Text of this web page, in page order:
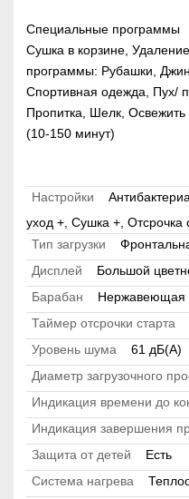
Специальные программы
Сушка в корзине,
программы: Рубашки,
Спортивная одежда, Пух/
Пропитка, Шелк, Освежить
(10-150 минут)
Настройки
уход +, Сушка +, Отсрочка
Тип загрузки
Дисплей
Большой
Барабан
Нержавеющая
Таймер отсрочки старта
Уровень шума
61 дБ(А)
Диаметр загрузочного
Индикация времени до
Индикация завершения
Защита от детей
Есть
Система нагрева